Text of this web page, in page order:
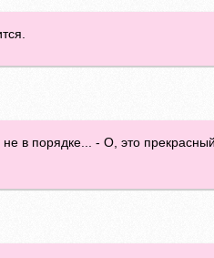
в порядке... - О, это